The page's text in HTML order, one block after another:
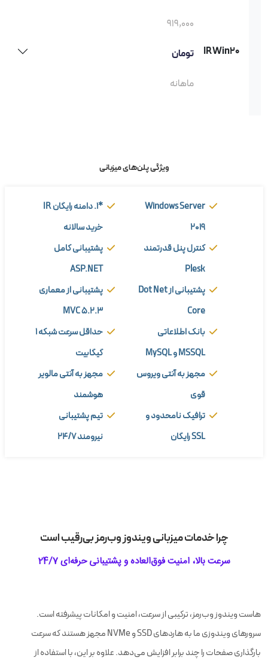
IRWin20
919,000
تومان
ماهانه
ویژگی پلن‌های میزبانی
Windows Server
2019
*1. دامنه رایگان IR
خرید سالانه
کنترل پنل قدرتمند
Plesk
پشتیبانی کامل
ASP.NET
پشتیبانی از Dot Net
Core
پشتیبانی از معماری
MVC 5.2.3
بانک اطلاعاتی
MSSQL و MySQL
حداقل سرعت شبکه 1
گیگابیت
مجهز به آنتی ویروس
قوی
مجهز به آنتی مالویر
هوشمند
ترافیک نامحدود و
SSL رایگان
تیم پشتیبانی
نیرومند 24/7
چرا خدمات میزبانی ویندوز وب‌رمز بی‌رقیب است
سرعت بالا، امنیت فوق‌العاده و پشتیبانی حرفه‌ای 24/7
هاست ویندوز وب‌رمز، ترکیبی از سرعت، امنیت و امکانات پیشرفته است.
سرورهای ویندوزی ما به هاردهای SSD و NVMe مجهز هستند که سرعت
بارگذاری صفحات را چند برابر افزایش می‌دهد. علاوه بر این، با استفاده از